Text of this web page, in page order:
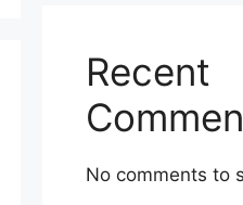
Recent
No comments to